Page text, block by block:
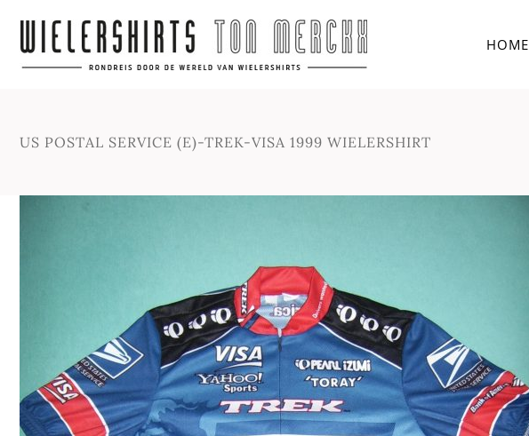
HOME
US POSTAL SERVICE (E)-TREK-VISA 1999 WIELERSHIRT